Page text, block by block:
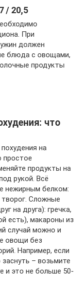
/ 20,5
При
должен
блюда с овощами,
продукты
что
на
простое
продукты на
рукой. Всё
нежирным белком:
Сложные
на друга): гречка,
есть), макароны из
случай можно и
овощи без
Например, если
– возьмите
и это не больше 50-